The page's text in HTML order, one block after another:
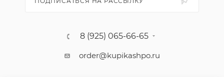
8 (925) 065-66-65
order@kupikashpo.ru